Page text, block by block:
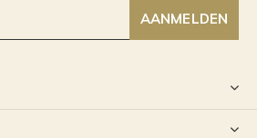
AANMELDEN